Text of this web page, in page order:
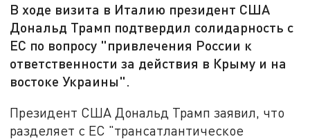
В ходе визита в Италию президент США
Дональд Трамп подтвердил солидарность с
ЕС по вопросу "привлечения России к
ответственности за действия в Крыму и на
востоке Украины".
Президент США Дональд Трамп заявил, что
разделяет с ЕС "трансатлантическое